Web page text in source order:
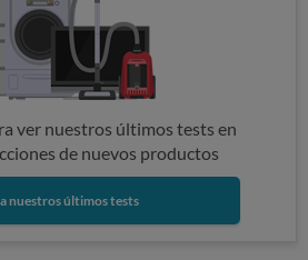
ver nuestros últimos tests en
de nuevos productos
nuestros últimos tests